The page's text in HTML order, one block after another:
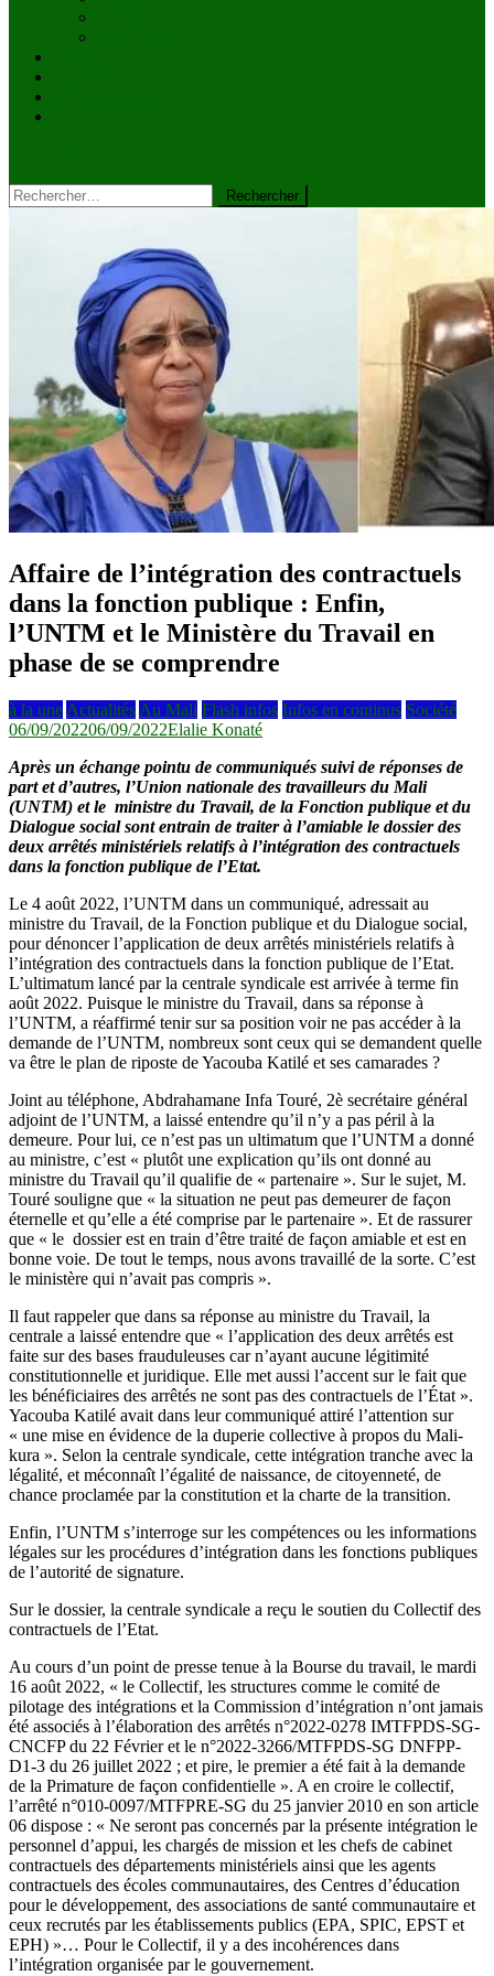
Rechercher :
Affaire de l’intégration des contractuels
dans la fonction publique : Enfin,
l’UNTM et le Ministère du Travail en
phase de se comprendre
à la une Actualités Au Mali Flash infos Infos en continus Société
06/09/202206/09/2022Elalie Konaté
Après un échange pointu de communiqués suivi de réponses de
part et d’autres, l’Union nationale des travailleurs du Mali
(UNTM) et le ministre du Travail, de la Fonction publique et du
Dialogue social sont entrain de traiter à l’amiable le dossier des
deux arrêtés ministériels relatifs à l’intégration des contractuels
dans la fonction publique de l’Etat.
Le 4 août 2022, l’UNTM dans un communiqué, adressait au
ministre du Travail, de la Fonction publique et du Dialogue social,
pour dénoncer l’application de deux arrêtés ministériels relatifs à
l’intégration des contractuels dans la fonction publique de l’Etat.
L’ultimatum lancé par la centrale syndicale est arrivée à terme fin
août 2022. Puisque le ministre du Travail, dans sa réponse à
l’UNTM, a réaffirmé tenir sur sa position voir ne pas accéder à la
demande de l’UNTM, nombreux sont ceux qui se demandent quelle
va être le plan de riposte de Yacouba Katilé et ses camarades ?
Joint au téléphone, Abdrahamane Infa Touré, 2è secrétaire général
adjoint de l’UNTM, a laissé entendre qu’il n’y a pas péril à la
demeure. Pour lui, ce n’est pas un ultimatum que l’UNTM a donné
au ministre, c’est « plutôt une explication qu’ils ont donné au
ministre du Travail qu’il qualifie de « partenaire ». Sur le sujet, M.
Touré souligne que « la situation ne peut pas demeurer de façon
éternelle et qu’elle a été comprise par le partenaire ». Et de rassurer
que « le dossier est en train d’être traité de façon amiable et est en
bonne voie. De tout le temps, nous avons travaillé de la sorte. C’est
le ministère qui n’avait pas compris ».
Il faut rappeler que dans sa réponse au ministre du Travail, la
centrale a laissé entendre que « l’application des deux arrêtés est
faite sur des bases frauduleuses car n’ayant aucune légitimité
constitutionnelle et juridique. Elle met aussi l’accent sur le fait que
les bénéficiaires des arrêtés ne sont pas des contractuels de l’État ».
Yacouba Katilé avait dans leur communiqué attiré l’attention sur
« une mise en évidence de la duperie collective à propos du Mali-
kura ». Selon la centrale syndicale, cette intégration tranche avec la
légalité, et méconnaît l’égalité de naissance, de citoyenneté, de
chance proclamée par la constitution et la charte de la transition.
Enfin, l’UNTM s’interroge sur les compétences ou les informations
légales sur les procédures d’intégration dans les fonctions publiques
de l’autorité de signature.
Sur le dossier, la centrale syndicale a reçu le soutien du Collectif des
contractuels de l’Etat.
Au cours d’un point de presse tenue à la Bourse du travail, le mardi
16 août 2022, « le Collectif, les structures comme le comité de
pilotage des intégrations et la Commission d’intégration n’ont jamais
été associés à l’élaboration des arrêtés n°2022-0278 IMTFPDS-SG-
CNCFP du 22 Février et le n°2022-3266/MTFPDS-SG DNFPP-
D1-3 du 26 juillet 2022 ; et pire, le premier a été fait à la demande
de la Primature de façon confidentielle ». A en croire le collectif,
l’arrêté n°010-0097/MTFPRE-SG du 25 janvier 2010 en son article
06 dispose : « Ne seront pas concernés par la présente intégration le
personnel d’appui, les chargés de mission et les chefs de cabinet
contractuels des départements ministériels ainsi que les agents
contractuels des écoles communautaires, des Centres d’éducation
pour le développement, des associations de santé communautaire et
ceux recrutés par les établissements publics (EPA, SPIC, EPST et
EPH) »… Pour le Collectif, il y a des incohérences dans
l’intégration organisée par le gouvernement.